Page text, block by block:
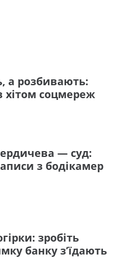
а розбивають:
хітом соцмереж
— суд:
з бодікамер
зробіть
банку з’їдають